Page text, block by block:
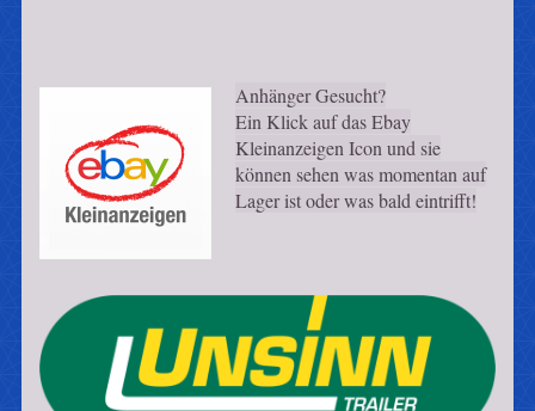
Anhänger Gesucht?
Ein Klick auf das Ebay
Kleinanzeigen Icon und sie
können sehen was momentan auf
Lager ist oder was bald eintrifft!